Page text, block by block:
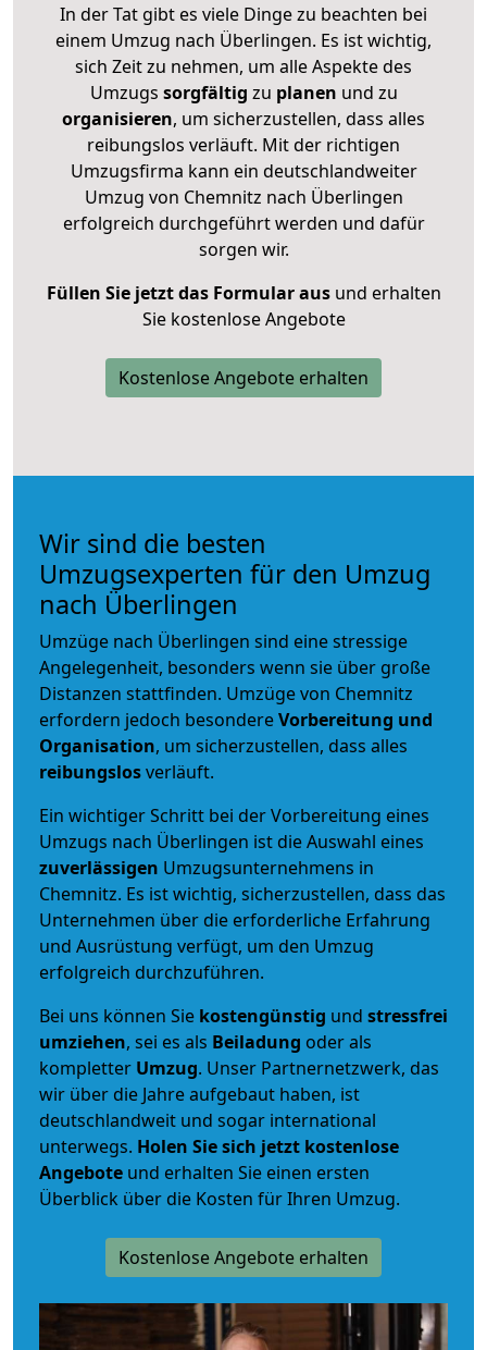
In der Tat gibt es viele Dinge zu beachten bei
einem Umzug nach Überlingen. Es ist wichtig,
sich Zeit zu nehmen, um alle Aspekte des
Umzugs sorgfältig zu planen und zu
organisieren, um sicherzustellen, dass alles
reibungslos verläuft. Mit der richtigen
Umzugsfirma kann ein deutschlandweiter
Umzug von Chemnitz nach Überlingen
erfolgreich durchgeführt werden und dafür
sorgen wir.
Füllen Sie jetzt das Formular ausund erhalten
Sie kostenlose Angebote
Kostenlose Angebote erhalten
Wir sind die besten
Umzugsexperten für den Umzug
nach Überlingen
Umzüge nach Überlingen sind eine stressige
Angelegenheit, besonders wenn sie über große
Distanzen stattfinden. Umzüge von Chemnitz
erfordern jedoch besondereVorbereitung und
Organisation, um sicherzustellen, dass alles
reibungslosverläuft.
Ein wichtiger Schritt bei der Vorbereitung eines
Umzugs nach Überlingen ist die Auswahl eines
zuverlässigen Umzugsunternehmens in
Chemnitz. Es ist wichtig, sicherzustellen, dass das
Unternehmen über die erforderliche Erfahrung
und Ausrüstung verfügt, um den Umzug
erfolgreich durchzuführen.
Bei uns können Sie kostengünstig und stressfrei
umziehen, sei es als Beiladung oder als
kompletter Umzug. Unser Partnernetzwerk, das
wir über die Jahre aufgebaut haben, ist
deutschlandweit und sogar international
unterwegs. Holen Sie sich jetzt kostenlose
Angebote und erhalten Sie einen ersten
Überblick über die Kosten für Ihren Umzug.
Kostenlose Angebote erhalten